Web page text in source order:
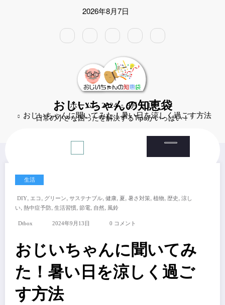
2026年8月7日
おじいちゃんの知恵袋
日常の小さな困ったを解決するTipsがいっぱい！
ホーム 2024 9月
13
おじいちゃんに聞いてみた！暑い日を涼しく過ごす方法
生活
DIY, エコ , グリーン, サステナブル, 健康, 夏 , 暑さ対策, 植物, 歴史 , 涼し
い, 熱中症予防, 生活習慣, 節電, 自然, 風鈴
Dtbox 2024年9月13日 0 コメント
おじいちゃんに聞いてみ
た！暑い日を涼しく過ご
す方法